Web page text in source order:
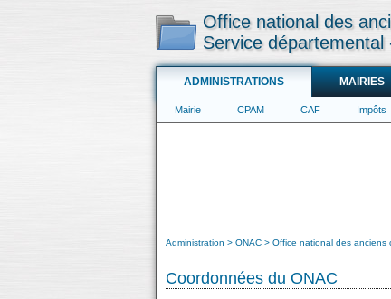
Office national des
Service
ADMINISTRATIONS MAIRIES
Mairie CPAM CAF Impôts
Administration ONAC Office national des anciens
Coordonnées du ONAC